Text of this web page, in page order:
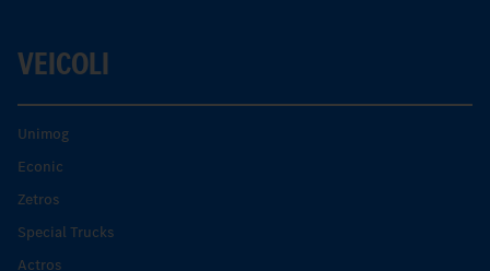
VEICOLI
Unimog
Econic
Zetros
Special Trucks
Actros